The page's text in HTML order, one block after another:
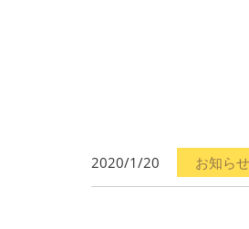
2020/1/20 お知らせ